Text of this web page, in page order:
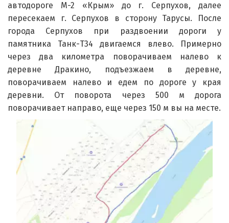
автодороге М-2 «Крым» до г. Серпухов, далее
пересекаем г. Серпухов в сторону Тарусы. После
города Серпухов при раздвоении дороги у
памятника Танк-Т34 двигаемся влево. Примерно
через два километра поворачиваем налево к
деревне Дракино, подъезжаем в деревне,
поворачиваем налево и едем по дороге у края
деревни. От поворота через 500 м дорога
поворачивает направо, еще через 150 м вы на месте.